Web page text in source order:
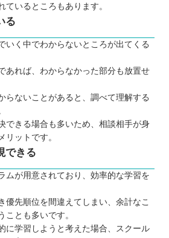
ているところもあります。
る
いく中でわからないところが出てくる
あれば、わからなかった部分も放置せ
らないことがあると、調べて理解する
できる場合も多いため、相談相手が身
リットです。
できる
ムが用意されており、効率的な学習を
優先順位を間違えてしまい、余計なこ
ことも多いです。
に学習しようと考えた場合、スクール